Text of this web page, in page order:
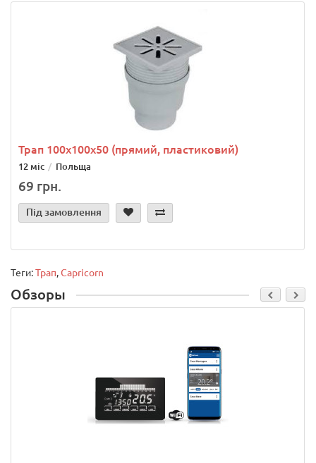
Трап 100х100x50 (прямий, пластиковий)
12 міс Польща
69 грн.
Під замовлення
Теги:Трап,Capricorn
Обзоры